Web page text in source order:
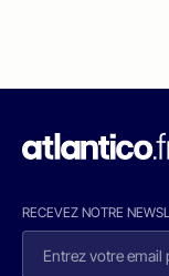
RECEVEZ NOTRE